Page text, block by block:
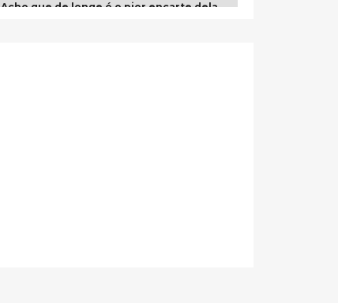
Acho que de longe é o pior encarte dela.